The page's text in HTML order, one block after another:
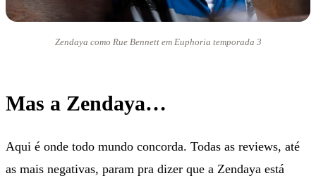
Zendaya como Rue Bennett em Euphoria temporada 3
Mas a Zendaya…
Aqui é onde todo mundo concorda. Todas as reviews, até
as mais negativas, param pra dizer que a Zendaya está